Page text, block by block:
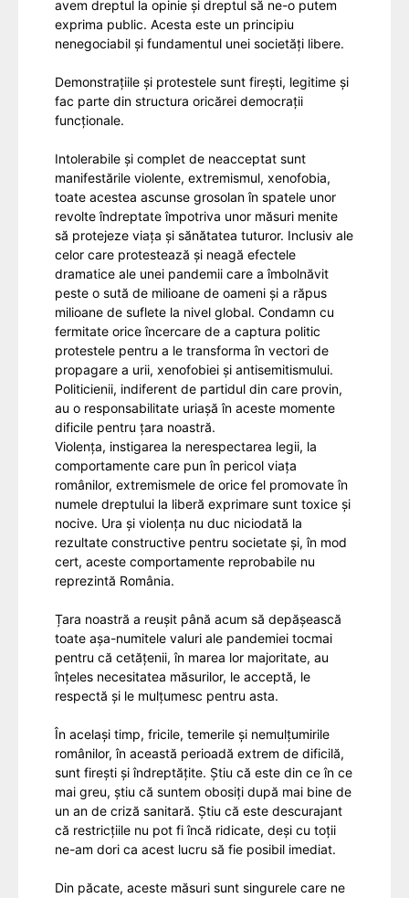
avem dreptul la opinie și dreptul să ne-o putem
exprima public. Acesta este un principiu
nenegociabil și fundamentul unei societăți libere.
Demonstrațiile și protestele sunt firești, legitime și
fac parte din structura oricărei democrații
funcționale.
Intolerabile și complet de neacceptat sunt
manifestările violente, extremismul, xenofobia,
toate acestea ascunse grosolan în spatele unor
revolte îndreptate împotriva unor măsuri menite
să protejeze viața și sănătatea tuturor. Inclusiv ale
celor care protestează și neagă efectele
dramatice ale unei pandemii care a îmbolnăvit
peste o sută de milioane de oameni și a răpus
milioane de suflete la nivel global. Condamn cu
fermitate orice încercare de a captura politic
protestele pentru a le transforma în vectori de
propagare a urii, xenofobiei și antisemitismului.
Politicienii, indiferent de partidul din care provin,
au o responsabilitate uriașă în aceste momente
dificile pentru țara noastră.
Violența, instigarea la nerespectarea legii, la
comportamente care pun în pericol viața
românilor, extremismele de orice fel promovate în
numele dreptului la liberă exprimare sunt toxice și
nocive. Ura și violența nu duc niciodată la
rezultate constructive pentru societate și, în mod
cert, aceste comportamente reprobabile nu
reprezintă România.
Țara noastră a reușit până acum să depășească
toate așa-numitele valuri ale pandemiei tocmai
pentru că cetățenii, în marea lor majoritate, au
înțeles necesitatea măsurilor, le acceptă, le
respectă și le mulțumesc pentru asta.
În același timp, fricile, temerile și nemulțumirile
românilor, în această perioadă extrem de dificilă,
sunt firești și îndreptățite. Știu că este din ce în ce
mai greu, știu că suntem obosiți după mai bine de
un an de criză sanitară. Știu că este descurajant
că restricțiile nu pot fi încă ridicate, deși cu toții
ne-am dori ca acest lucru să fie posibil imediat.
Din păcate, aceste măsuri sunt singurele care ne